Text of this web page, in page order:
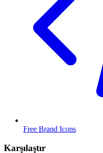
Free Brand Icons
Karşılaştır